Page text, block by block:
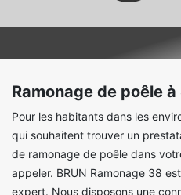
Ramonage de poêle
Pour les habitants dans les
qui souhaitent trouver un
de ramonage de poêle dans
appeler. BRUN Ramonage 38
expert. Nous disposons une